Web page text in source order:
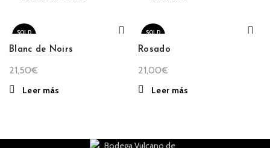
SOLD
Blanc de Noirs
21,50€
Leer más
SOLD
Rosado
21,00€
Leer más